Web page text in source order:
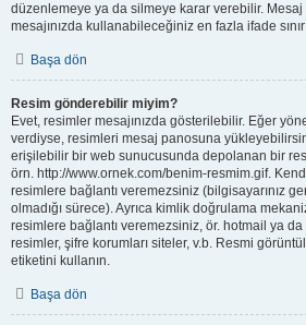
düzenlemeye ya da silmeye karar verebilir.
mesajınızda kullanabileceğiniz en fazla ifade
Başa dön
Resim gönderebilir miyim?
Evet, resimler mesajınızda gösterilebilir. Eğer
verdiyse, resimleri mesaj panosuna
erişilebilir bir web sunucusunda depolanan bir
örn. http://www.ornek.com/benim-resmim.gif.
resimlere bağlantı veremezsiniz (bilgisayarınız
olmadığı sürece). Ayrıca kimlik doğrulama
resimlere bağlantı veremezsiniz, ör. hotmail ya
resimler, şifre korumları siteler, v.b. Resmi
etiketini kullanın.
Başa dön